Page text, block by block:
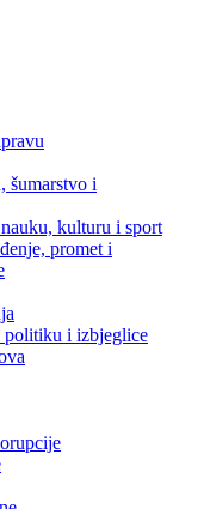
šumarstvo i
kulturu i sport
promet i
politiku i izbjeglice